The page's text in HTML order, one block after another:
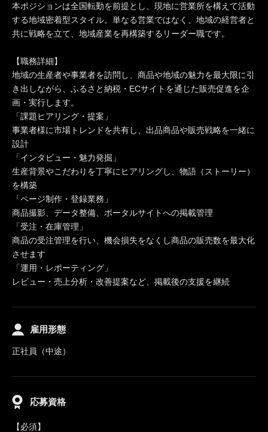
本ポジションは全国転勤を前提とし、現地に営業所を構えて活動
する地域密着型スタイル。単なる営業ではなく、地域の経営者と
共に戦略を立て、地域産業を再構築するリーダー職です。
【職務詳細】
地域の生産者や事業者を訪問し、商品や地域の魅力を最大限に引
き出しながら、ふるさと納税・ECサイトを通じた販売促進を企
画・実行します。
「課題ヒアリング・提案」
事業者様に市場トレンドを共有し、出品商品や販売戦略を一緒に
設計
「インタビュー・魅力発掘」
生産背景やこだわりを丁寧にヒアリングし、物語（ストーリー）
を構築
「ページ制作・登録業務」
商品撮影、データ整備、ポータルサイトへの掲載管理
「受注・在庫管理」
商品の受注管理を行い、機会損失をなくし商品の販売数を最大化
させます
「運用・レポーティング」
レビュー・売上分析・改善提案など、掲載後の支援を継続
雇用形態
正社員（中途）
応募資格
【必須】